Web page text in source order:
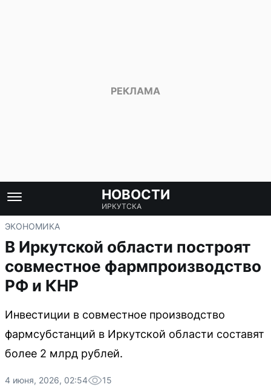
НОВОСТИ
ИРКУТСКА
ЭКОНОМИКА
В Иркутской области построят
совместное фармпроизводство
РФ и КНР
Инвестиции в совместное производство
фармсубстанций в Иркутской области составят
более 2 млрд рублей.
4 июня, 2026, 02:54 15